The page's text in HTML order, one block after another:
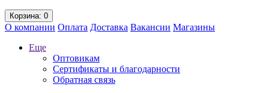
Корзина: 0
О компании Оплата Доставка Вакансии Магазины
Еще
Оптовикам
Сертификаты и благодарности
Обратная связь